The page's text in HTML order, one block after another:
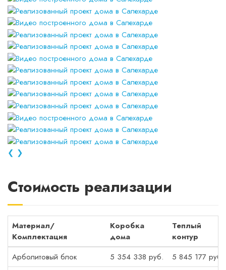
❮ ❯
Стоимость реализации
Материал/
Комплектация
Коробка
дома
Теплый
контур
Арболитовый блок
5 354 338 руб.
5 845 177 руб.